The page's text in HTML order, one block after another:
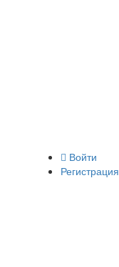
Войти
Регистрация